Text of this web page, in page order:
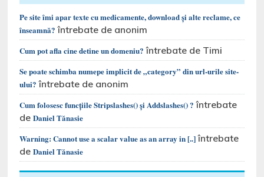
Pe site îmi apar texte cu medicamente, download și alte reclame, ce
înseamnă? întrebate de anonim
Cum pot afla cine detine un domeniu? întrebate de Timi
Se poate schimba numepe implicit de „category” din url-urile site-
ului? întrebate de anonim
Cum folosesc funcțiile Stripslashes() și Addslashes() ? întrebate
deDaniel Tănasie
Warning: Cannot use a scalar value as an array in [..]întrebate
deDaniel Tănasie